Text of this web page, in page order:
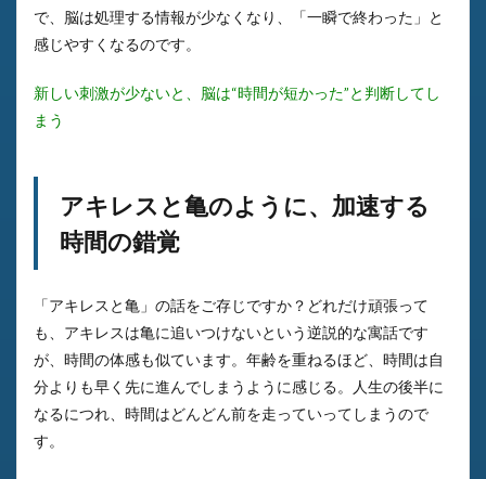
で、脳は処理する情報が少なくなり、「一瞬で終わった」と
感じやすくなるのです。
新しい刺激が少ないと、脳は“時間が短かった”と判断してし
まう
アキレスと亀のように、加速する
時間の錯覚
「アキレスと亀」の話をご存じですか？どれだけ頑張って
も、アキレスは亀に追いつけないという逆説的な寓話です
が、時間の体感も似ています。年齢を重ねるほど、時間は自
分よりも早く先に進んでしまうように感じる。人生の後半に
なるにつれ、時間はどんどん前を走っていってしまうので
す。